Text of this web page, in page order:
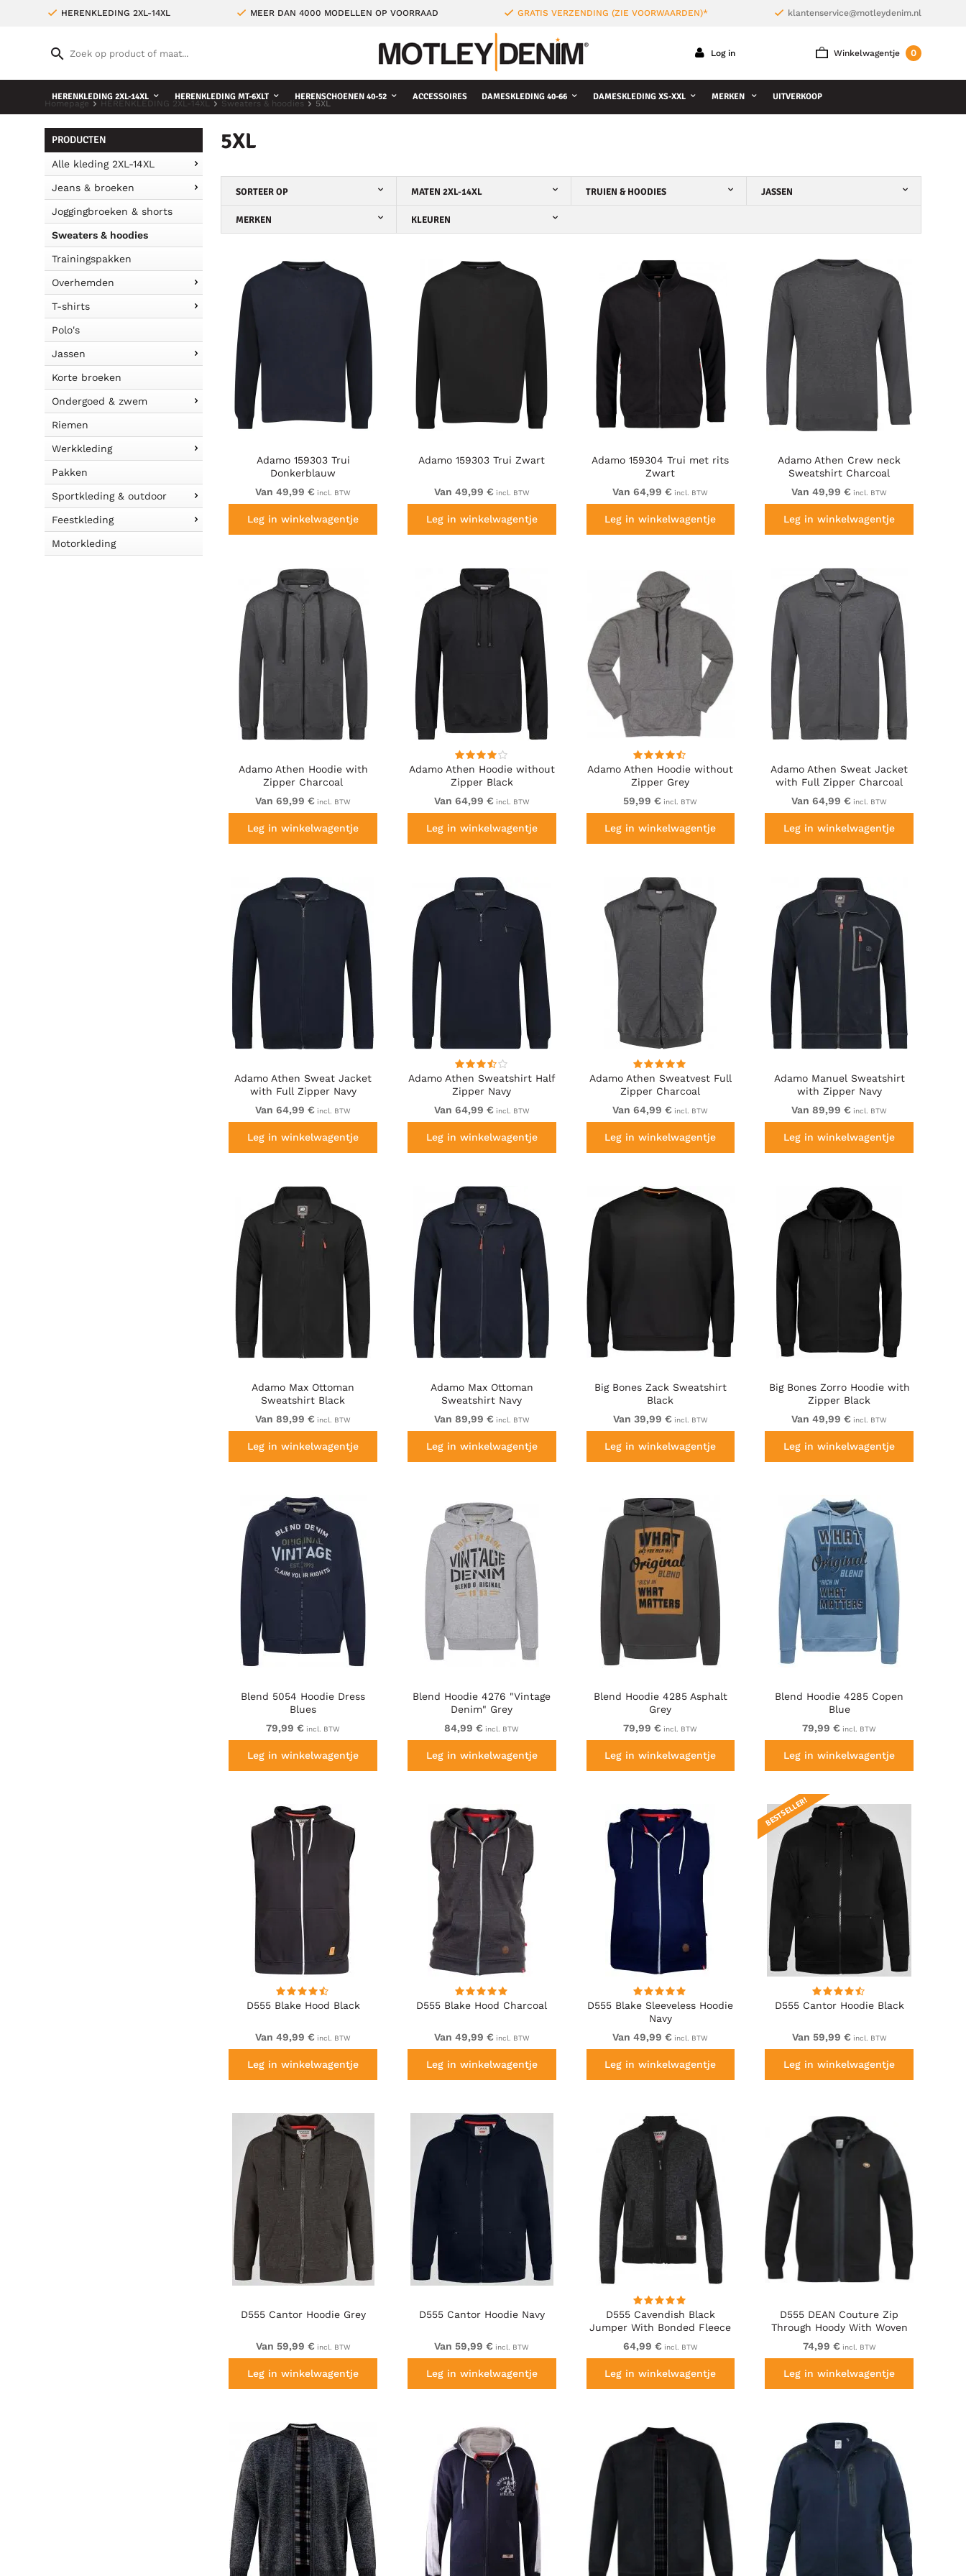
HERENKLEDING 2XL-14XL MEER DAN 4000 MODELLEN OP VOORRAAD GRATIS VERZENDING (ZIE VOORWAARDEN)* klantenservice@motleydenim.nl
Winkelwagentje 0
Log in
HERENKLEDING 2XL-14XL HERENKLEDING MT-6XLT HERENSCHOENEN 40-52 ACCESSOIRES DAMESKLEDING 40-66 DAMESKLEDING XS-XXL MERKEN UITVERKOOP
Homepage HERENKLEDING 2XL-14XL Sweaters & hoodies 5XL
PRODUCTEN
Alle kleding 2XL-14XL
Jeans & broeken
Joggingbroeken & shorts
Sweaters & hoodies
Trainingspakken
Overhemden
T-shirts
Polo's
Jassen
Korte broeken
Ondergoed & zwem
Riemen
Werkkleding
Pakken
Sportkleding & outdoor
Feestkleding
Motorkleding
5XL
SORTEER OP MATEN 2XL-14XL TRUIEN & HOODIES JASSEN
MERKEN KLEUREN
Adamo 159303 Trui
Donkerblauw
Van 49,99 € incl. BTW
Leg in winkelwagentje
Adamo 159303 Trui Zwart
Van 49,99 € incl. BTW
Leg in winkelwagentje
Adamo 159304 Trui met rits
Zwart
Van 64,99 € incl. BTW
Leg in winkelwagentje
Adamo Athen Crew neck
Sweatshirt Charcoal
Van 49,99 € incl. BTW
Leg in winkelwagentje
Adamo Athen Hoodie with
Zipper Charcoal
Van 69,99 € incl. BTW
Leg in winkelwagentje
Adamo Athen Hoodie without
Zipper Black
Van 64,99 € incl. BTW
Leg in winkelwagentje
Adamo Athen Hoodie without
Zipper Grey
59,99 € incl. BTW
Leg in winkelwagentje
Adamo Athen Sweat Jacket
with Full Zipper Charcoal
Van 64,99 € incl. BTW
Leg in winkelwagentje
Adamo Athen Sweat Jacket
with Full Zipper Navy
Van 64,99 € incl. BTW
Leg in winkelwagentje
Adamo Athen Sweatshirt Half
Zipper Navy
Van 64,99 € incl. BTW
Leg in winkelwagentje
Adamo Athen Sweatvest Full
Zipper Charcoal
Van 64,99 € incl. BTW
Leg in winkelwagentje
Adamo Manuel Sweatshirt
with Zipper Navy
Van 89,99 € incl. BTW
Leg in winkelwagentje
Adamo Max Ottoman
Sweatshirt Black
Van 89,99 € incl. BTW
Leg in winkelwagentje
Adamo Max Ottoman
Sweatshirt Navy
Van 89,99 € incl. BTW
Leg in winkelwagentje
Big Bones Zack Sweatshirt
Black
Van 39,99 € incl. BTW
Leg in winkelwagentje
Big Bones Zorro Hoodie with
Zipper Black
Van 49,99 € incl. BTW
Leg in winkelwagentje
Blend 5054 Hoodie Dress
Blues
79,99 € incl. BTW
Leg in winkelwagentje
Blend Hoodie 4276 "Vintage
Denim" Grey
84,99 € incl. BTW
Leg in winkelwagentje
Blend Hoodie 4285 Asphalt
Grey
79,99 € incl. BTW
Leg in winkelwagentje
Blend Hoodie 4285 Copen
Blue
79,99 € incl. BTW
Leg in winkelwagentje
D555 Blake Hood Black
Van 49,99 € incl. BTW
Leg in winkelwagentje
D555 Blake Hood Charcoal
Van 49,99 € incl. BTW
Leg in winkelwagentje
D555 Blake Sleeveless Hoodie
Navy
Van 49,99 € incl. BTW
Leg in winkelwagentje
D555 Cantor Hoodie Black
BESTSELLER!
Van 59,99 € incl. BTW
Leg in winkelwagentje
D555 Cantor Hoodie Grey
Van 59,99 € incl. BTW
Leg in winkelwagentje
D555 Cantor Hoodie Navy
Van 59,99 € incl. BTW
Leg in winkelwagentje
D555 Cavendish Black
Jumper With Bonded Fleece
Lining And Pocket
64,99 € incl. BTW
Leg in winkelwagentje
D555 DEAN Couture Zip
Through Hoody With Woven
Contrast Fabric Trim Black
74,99 € incl. BTW
Leg in winkelwagentje